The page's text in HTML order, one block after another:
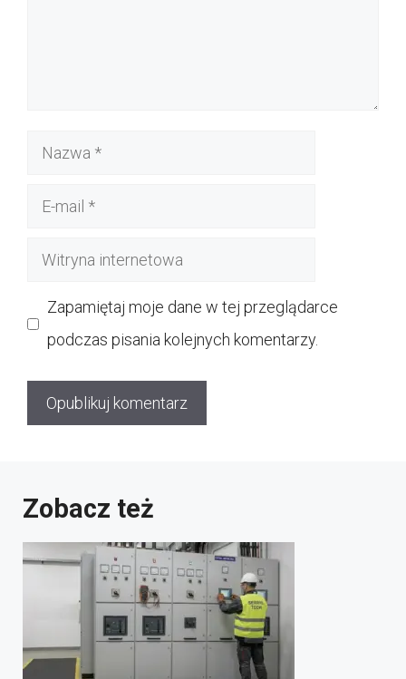
Nazwa
Witryna
Zapamiętaj moje dane w tej przeglądarce
podczas pisania kolejnych komentarzy.
Zobacz też